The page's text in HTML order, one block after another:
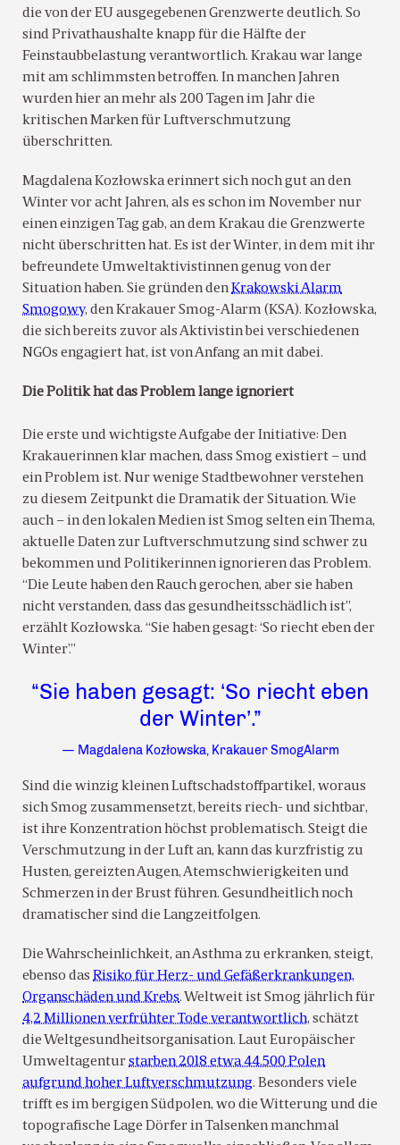
die von der EU ausgegebenen Grenzwerte deutlich. So
sind Privathaushalte knapp für die Hälfte der
Feinstaubbelastung verantwortlich. Krakau war lange
mit am schlimmsten betroffen. In manchen Jahren
wurden hier an mehr als 200 Tagen im Jahr die
kritischen Marken für Luftverschmutzung
überschritten.
Magdalena Kozłowska erinnert sich noch gut an den
Winter vor acht Jahren, als es schon im November nur
einen einzigen Tag gab, an dem Krakau die Grenzwerte
nicht überschritten hat. Es ist der Winter, in dem mit ihr
befreundete Umweltaktivistinnen genug von der
Situation haben. Sie gründen denKrakowski Alarm
Smogowy, den Krakauer Smog-Alarm (KSA). Kozłowska,
die sich bereits zuvor als Aktivistin bei verschiedenen
NGOs engagiert hat, ist von Anfang an mit dabei.
Die Politik hat das Problem lange ignoriert
Die erste und wichtigste Aufgabe der Initiative: Den
Krakauerinnen klar machen, dass Smog existiert – und
ein Problem ist. Nur wenige Stadtbewohner verstehen
zu diesem Zeitpunkt die Dramatik der Situation. Wie
auch – in den lokalen Medien ist Smog selten ein Thema,
aktuelle Daten zur Luftverschmutzung sind schwer zu
bekommen und Politikerinnen ignorieren das Problem.
“Die Leute haben den Rauch gerochen, aber sie haben
nicht verstanden, dass das gesundheitsschädlich ist”,
erzählt Kozłowska. “Sie haben gesagt: ‘So riecht eben der
Winter’.”
“Sie haben gesagt: ‘So riecht eben
der Winter’.”
— Magdalena Kozłowska, Krakauer SmogAlarm
Sind die winzig kleinen Luftschadstoffpartikel, woraus
sich Smog zusammensetzt, bereits riech- und sichtbar,
ist ihre Konzentration höchst problematisch. Steigt die
Verschmutzung in der Luft an, kann das kurzfristig zu
Husten, gereizten Augen, Atemschwierigkeiten und
Schmerzen in der Brust führen. Gesundheitlich noch
dramatischer sind die Langzeitfolgen.
Die Wahrscheinlichkeit, an Asthma zu erkranken, steigt,
ebenso das Risiko für Herz- und Gefäßerkrankungen,
Organschäden und Krebs. Weltweit ist Smog jährlich für
4,2 Millionen verfrühter Tode verantwortlich, schätzt
die Weltgesundheitsorganisation. Laut Europäischer
Umweltagenturstarben 2018 etwa 44.500 Polen
aufgrund hoher Luftverschmutzung. Besonders viele
trifft es im bergigen Südpolen, wo die Witterung und die
topografische Lage Dörfer in Talsenken manchmal